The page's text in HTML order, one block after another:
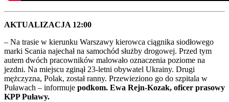
AKTUALIZACJA 12:00
– Na trasie w kierunku Warszawy kierowca ciągnika siodłowego
marki Scania najechał na samochód służby drogowej. Przed tym
autem dwóch pracowników malowało oznaczenia poziome na
jezdni. Na miejscu zginął 23-letni obywatel Ukrainy. Drugi
mężczyzna, Polak, został ranny. Przewieziono go do szpitala w
Puławach – informuje podkom. Ewa Rejn-Kozak, oficer prasowy
KPP Puławy.